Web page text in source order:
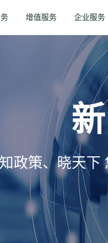
增值服务 企业服务
政策、晓天下